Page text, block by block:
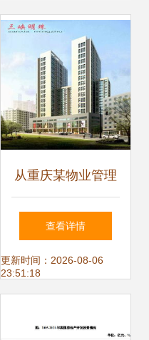
产开发一级资质企
业名单解读
从重庆某物业管理
展示看社区服务新
趋势
查看详情
更新时间：2026-08-06
23:51:18